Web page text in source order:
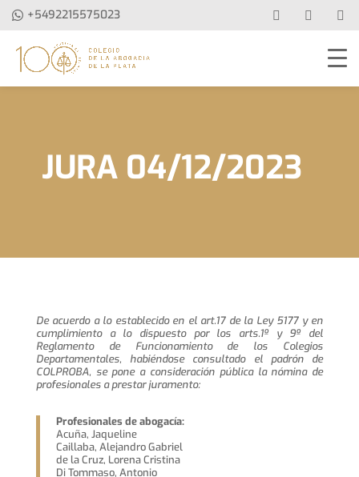
+5492215575023
JURA 04/12/2023
De acuerdo a lo establecido en el art.17 de la Ley 5177 y en
cumplimiento a lo dispuesto por los arts.1º y 9º del
Reglamento de Funcionamiento de los Colegios
Departamentales, habiéndose consultado el padrón de
COLPROBA, se pone a consideración pública la nómina de
profesionales a prestar juramento:
Profesionales de abogacía:
Acuña, Jaqueline
Caillaba, Alejandro Gabriel
de la Cruz, Lorena Cristina
Di Tommaso, Antonio